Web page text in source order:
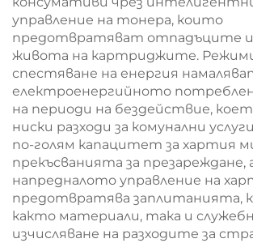
управление на тонера, които
предотвратяват отпадъците и
живота на картриджите.
спестяване на енергия
електроенергийното
на периоди на бездействие,
ниски разходи за комунални
по-голям капацитет за хартия
прекъсванията за презареждане,
напредналото управление на
предотвратява заплитанията,
както материали, така и
изчисляване на разходите за